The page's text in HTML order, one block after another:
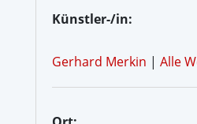
Künstler-/in:
Gerhard Merkin | Alle